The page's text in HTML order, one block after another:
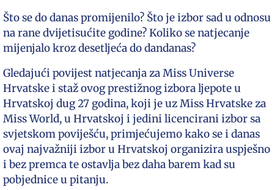
Što se do danas promijenilo? Što je izbor sad u odnosu
na rane dvijetisućite godine? Koliko se natjecanje
mijenjalo kroz desetljeća do dandanas?
Gledajući povijest natjecanja za Miss Universe
Hrvatske i staž ovog prestižnog izbora ljepote u
Hrvatskoj dug 27 godina, koji je uz Miss Hrvatske za
Miss World, u Hrvatskoj i jedini licencirani izbor sa
svjetskom poviješću, primjećujemo kako se i danas
ovaj najvažniji izbor u Hrvatskoj organizira uspješno
i bez premca te ostavlja bez daha barem kad su
pobjednice u pitanju.